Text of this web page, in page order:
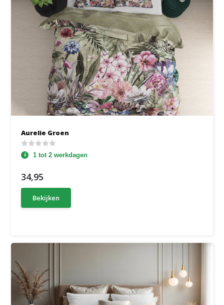
Aurelie Groen
1 tot 2 werkdagen
34,95
Bekijken